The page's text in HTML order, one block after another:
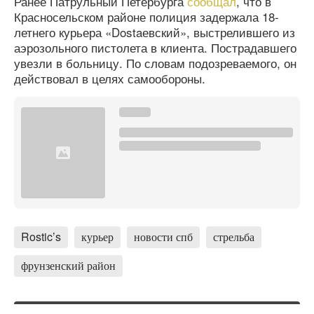
Красносельском районе полиция задержала 18-
летнего курьера «Dostaевский», выстрелившего из
аэрозольного пистолета в клиента. Пострадавшего
увезли в больницу. По словам подозреваемого, он
действовал в целях самообороны.
Rostic’s курьер новости спб
стрельба
фрунзенский район